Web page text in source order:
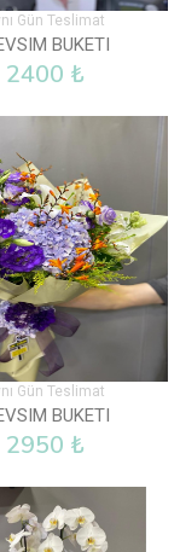
Gün Teslimat
BUKETI
2400 ₺
Gün Teslimat
BUKETI
2950 ₺